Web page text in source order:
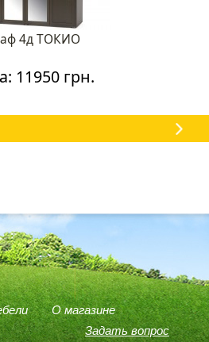
4д ТОКИО
11950 грн.
Задать вопрос
О магазине